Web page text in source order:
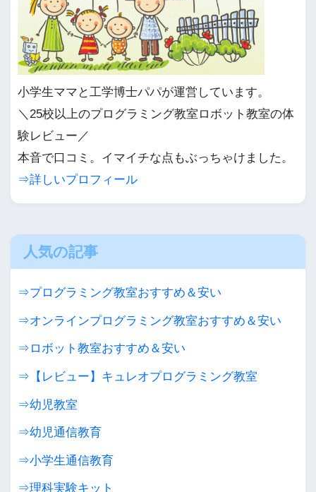
小学生ママと工学博士パパが運営しています。
＼25校以上のプログラミング教室ロボット教室の体
験レビュー／
本音で口コミ。イマイチな点もぶっちゃけました。
⇒詳しいプロフィール
人気の記事
⇒プログラミング教室おすすめ＆安い
⇒オンラインプログラミング教室おすすめ＆安い
⇒ロボット教室おすすめ＆安い
⇒【レビュー】キュレオプログラミング教室
⇒幼児教室
⇒幼児通信教育
⇒小学生通信教育
⇒理科実験キット